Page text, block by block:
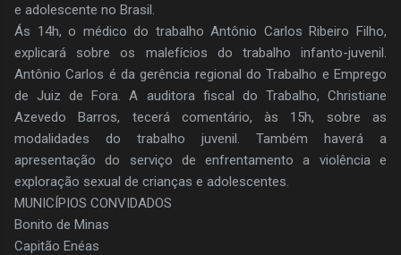
e adolescente no Brasil.
Ás 14h, o médico do trabalho Antônio Carlos Ribeiro Filho,
explicará sobre os malefícios do trabalho infanto-juvenil.
Antônio Carlos é da gerência regional do Trabalho e Emprego
de Juiz de Fora. A auditora fiscal do Trabalho, Christiane
Azevedo Barros, tecerá comentário, às 15h, sobre as
modalidades do trabalho juvenil. Também haverá a
apresentação do serviço de enfrentamento a violência e
exploração sexual de crianças e adolescentes.
MUNICÍPIOS CONVIDADOS
Bonito de Minas
Capitão Enéas